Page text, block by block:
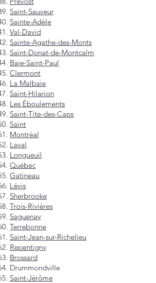
Saint-Sauveur
Sainte-Adèle
Val-David
Sainte-Agathe-des-Monts
Saint-Donat-de-Montcalm
Baie-Saint-Paul
Clermont
La Malbaie
Saint-Hilarion
Les Éboulements
Saint-Tite-des-Caps
Saint
Montréal
Laval
Longueuil
Québec
Gatineau
Lévis
Sherbrooke
Trois-Rivières
Saguenay
Terrebonne
Saint-Jean-sur-Richelieu
Repentigny
Brossard
Drummondville
Saint-Jérôme